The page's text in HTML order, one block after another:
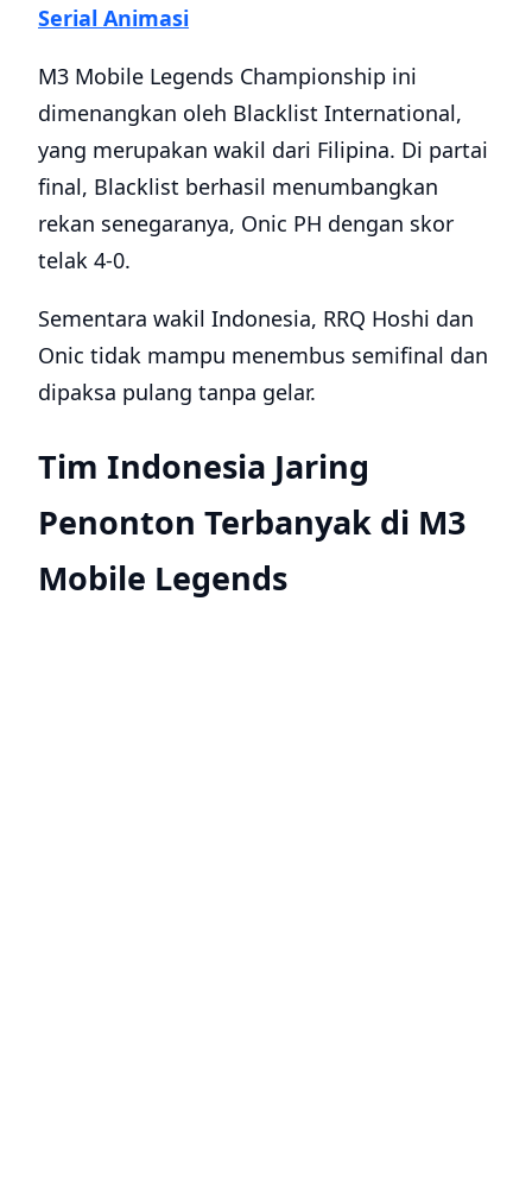
Serial Animasi
M3 Mobile Legends Championship ini
dimenangkan oleh Blacklist International,
yang merupakan wakil dari Filipina. Di partai
final, Blacklist berhasil menumbangkan
rekan senegaranya, Onic PH dengan skor
telak 4-0.
Sementara wakil Indonesia, RRQ Hoshi dan
Onic tidak mampu menembus semifinal dan
dipaksa pulang tanpa gelar.
Tim Indonesia Jaring
Penonton Terbanyak di M3
Mobile Legends